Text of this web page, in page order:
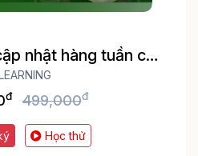
nhật hàng tuần cho
phòng
đ 499,000đ
Học thử